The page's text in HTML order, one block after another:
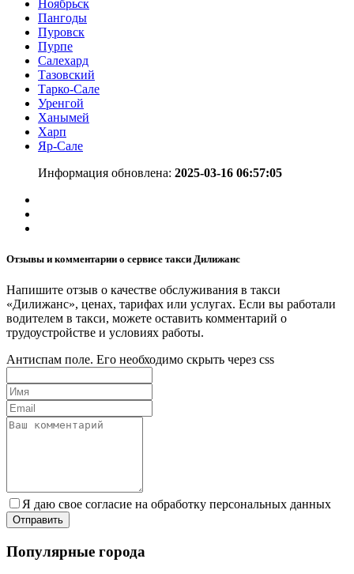
Ноябрьск
Пангоды
Пуровск
Пурпе
Салехард
Тазовский
Тарко-Сале
Уренгой
Ханымей
Харп
Яр-Сале
Информация обновлена: 2025-03-16 06:57:05
Отзывы и комментарии о сервисе такси Дилижанс
Напишите отзыв о качестве обслуживания в такси
«Дилижанс», ценах, тарифах или услугах. Если вы работали
водителем в такси, можете оставить комментарий о
трудоустройстве и условиях работы.
Антиспам поле. Его необходимо скрыть через css
Я даю свое согласие на обработку персональных данных
Популярные города